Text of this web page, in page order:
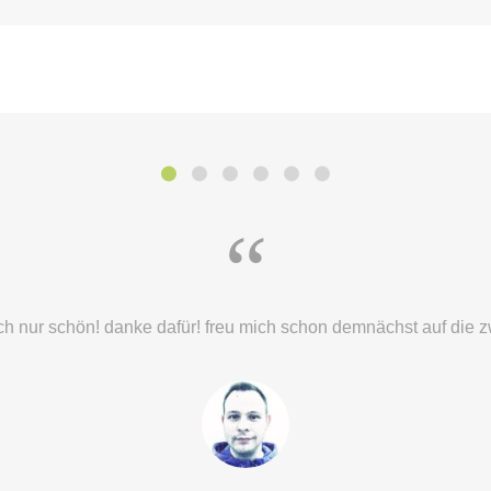
“
nur schön! danke dafür! freu mich schon demnächst auf die